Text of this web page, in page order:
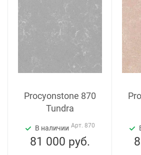
Procyonstone 870
Tundra
В наличии Арт. 870
81 000 руб.